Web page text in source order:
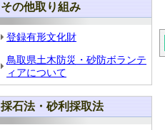
その他取り組み
登録有形文化財
鳥取県土木防災・砂防ボランテ
ィアについて
採石法・砂利採取法